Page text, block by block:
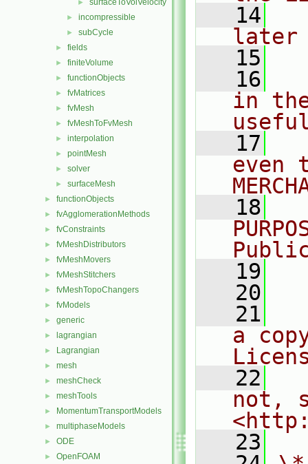
► surfaceToVolVelocity
► incompressible
► subCycle
► fields
► finiteVolume
► functionObjects
► fvMatrices
► fvMesh
► fvMeshToFvMesh
► interpolation
► pointMesh
► solver
► surfaceMesh
► functionObjects
► fvAgglomerationMethods
► fvConstraints
► fvMeshDistributors
► fvMeshMovers
► fvMeshStitchers
► fvMeshTopoChangers
► fvModels
► generic
► lagrangian
► Lagrangian
► mesh
► meshCheck
► meshTools
► MomentumTransportModels
► multiphaseModels
► ODE
► OpenFOAM
   14
later
   15
   16
in
   17
even
   18
   19
   20
   21
a
   22
not,
   23